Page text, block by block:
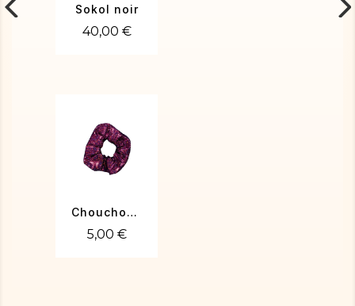
Sokol noir
40,00 €
Chouchou fuchsia 2
5,00 €